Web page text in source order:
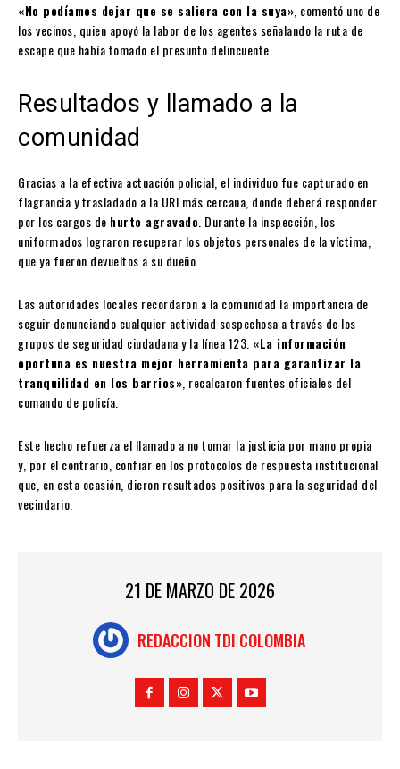
«No podíamos dejar que se saliera con la suya», comentó uno de
los vecinos, quien apoyó la labor de los agentes señalando la ruta de
escape que había tomado el presunto delincuente.
Resultados y llamado a la
comunidad
Gracias a la efectiva actuación policial, el individuo fue capturado en
flagrancia y trasladado a la URI más cercana, donde deberá responder
por los cargos de hurto agravado. Durante la inspección, los
uniformados lograron recuperar los objetos personales de la víctima,
que ya fueron devueltos a su dueño.
Las autoridades locales recordaron a la comunidad la importancia de
seguir denunciando cualquier actividad sospechosa a través de los
grupos de seguridad ciudadana y la línea 123. «La información
oportuna es nuestra mejor herramienta para garantizar la
tranquilidad en los barrios», recalcaron fuentes oficiales del
comando de policía.
Este hecho refuerza el llamado a no tomar la justicia por mano propia
y, por el contrario, confiar en los protocolos de respuesta institucional
que, en esta ocasión, dieron resultados positivos para la seguridad del
vecindario.
21 DE MARZO DE 2026
REDACCION TDI COLOMBIA